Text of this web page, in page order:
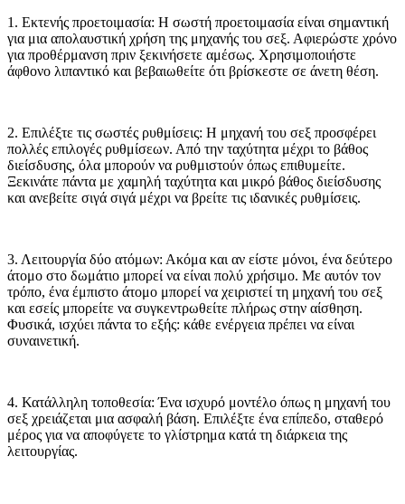
1. Εκτενής προετοιμασία: Η σωστή προετοιμασία είναι σημαντική
για μια απολαυστική χρήση της μηχανής του σεξ. Αφιερώστε χρόνο
για προθέρμανση πριν ξεκινήσετε αμέσως. Χρησιμοποιήστε
άφθονο λιπαντικό και βεβαιωθείτε ότι βρίσκεστε σε άνετη θέση.
2. Επιλέξτε τις σωστές ρυθμίσεις: Η μηχανή του σεξ προσφέρει
πολλές επιλογές ρυθμίσεων. Από την ταχύτητα μέχρι το βάθος
διείσδυσης, όλα μπορούν να ρυθμιστούν όπως επιθυμείτε.
Ξεκινάτε πάντα με χαμηλή ταχύτητα και μικρό βάθος διείσδυσης
και ανεβείτε σιγά σιγά μέχρι να βρείτε τις ιδανικές ρυθμίσεις.
3. Λειτουργία δύο ατόμων: Ακόμα και αν είστε μόνοι, ένα δεύτερο
άτομο στο δωμάτιο μπορεί να είναι πολύ χρήσιμο. Με αυτόν τον
τρόπο, ένα έμπιστο άτομο μπορεί να χειριστεί τη μηχανή του σεξ
και εσείς μπορείτε να συγκεντρωθείτε πλήρως στην αίσθηση.
Φυσικά, ισχύει πάντα το εξής: κάθε ενέργεια πρέπει να είναι
συναινετική.
4. Κατάλληλη τοποθεσία: Ένα ισχυρό μοντέλο όπως η μηχανή του
σεξ χρειάζεται μια ασφαλή βάση. Επιλέξτε ένα επίπεδο, σταθερό
μέρος για να αποφύγετε το γλίστρημα κατά τη διάρκεια της
λειτουργίας.